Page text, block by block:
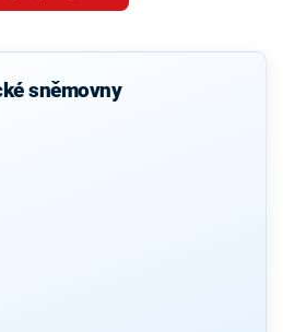
sněmovny